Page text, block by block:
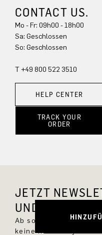
CONTACT US.
Mo - Fr: 09h00 - 18h00
Sa: Geschlossen
So: Geschlossen
T +49 800 522 3510
HELP CENTER
TRACK YOUR
ORDER
JETZT
UND 10 %
Ab sofort bist Du
keine neuen Styles im